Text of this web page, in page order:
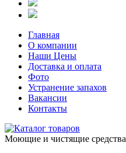
Главная
О компании
Наши Цены
Доставка и оплата
Фото
Устранение запахов
Вакансии
Контакты
Моющие и чистящие средства